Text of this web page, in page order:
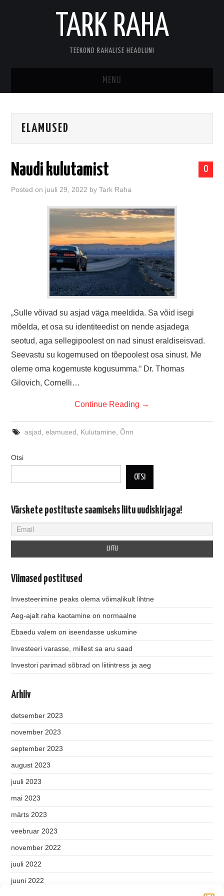
TARK RAHA
TEEKOND RAHALISE HEAOLUNI
MENU
KONTAKT
ELAMUSED
0
Naudi kulutamist
Posted on juuli 29, 2022 byTark Raha
„Sulle võivad su asjad väga meeldida. Sa võid isegi
mõelda, et osa su identiteedist on nende asjadega
seotud, aga sellegipoolest on nad sinust eraldiseisvad.
Seevastu su kogemused on tõepoolest osa sinust. Me
oleme oma kogemuste kogusumma.“ Dr. Thomas
Gilovich, Cornelli…
Continue Reading →
asjad elamused Kulutamine Õnn
Otsi
OTSI
Värskete postituste saamiseks liitu uudiskirjaga!
Viimased postitused
Investeerimine peaks olema võimalikult lihtne
Aeg-ajalt raha kaotamine on normaalne
Ebaedu valem on iseendasse uskumine
Investeeri varasse, millest sa aru saad
Investori parimad sõbrad on liitintress ja aeg
Arhiiv
detsember 2023
november 2023
september 2023
august 2023
juuli 2023
mai 2023
märts 2023
veebruar 2023
november 2022
juuli 2022
juuni 2022